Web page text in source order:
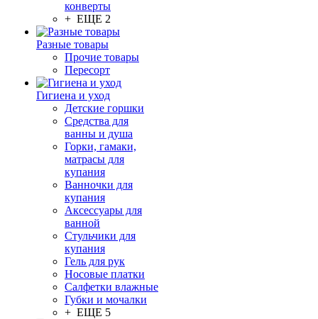
конверты
+ ЕЩЕ 2
Разные товары
Прочие товары
Пересорт
Гигиена и уход
Детские горшки
Средства для
ванны и душа
Горки, гамаки,
матрасы для
купания
Ванночки для
купания
Аксессуары для
ванной
Стульчики для
купания
Гель для рук
Носовые платки
Салфетки влажные
Губки и мочалки
+ ЕЩЕ 5